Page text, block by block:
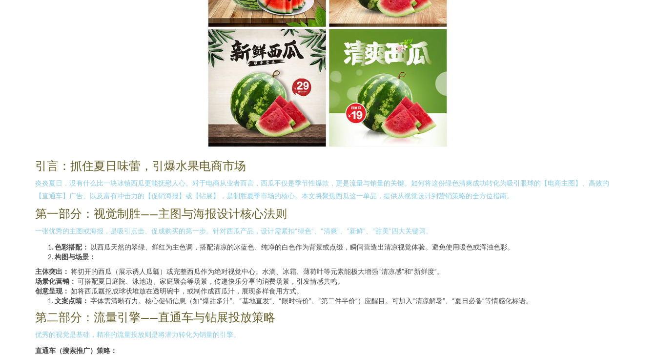
引言：抓住夏日味蕾，引爆水果电商市场
炎炎夏日，没有什么比一块冰镇西瓜更能抚慰人心。对于电商从业者而言，西瓜不仅是季节性爆款，更是流量与销量的关键。如何将这份绿色清爽成功转化为吸引眼球的【电商主图】、高效的
【直通车】广告、以及富有冲击力的【促销海报】或【钻展】，是制胜夏季市场的核心。本文将聚焦西瓜这一单品，提供从视觉设计到营销策略的全方位指南。
第一部分：视觉制胜——主图与海报设计核心法则
一张优秀的主图或海报，是吸引点击、促成购买的第一步。针对西瓜产品，设计需紧扣“绿色”、“清爽”、“新鲜”、“甜美”四大关键词。
色彩搭配： 以西瓜天然的翠绿、鲜红为主色调，搭配清凉的冰蓝色、纯净的白色作为背景或点缀，瞬间营造出清凉视觉体验。避免使用暖色或浑浊色彩。
构图与场景：
主体突出： 将切开的西瓜（展示诱人瓜瓤）或完整西瓜作为绝对视觉中心。水滴、冰霜、薄荷叶等元素能极大增强“清凉感”和“新鲜度”。
场景化营销： 可搭配夏日庭院、泳池边、家庭聚会等场景，传递快乐分享的消费场景，引发情感共鸣。
创意呈现： 如将西瓜瓤挖成球状堆放在透明碗中，或制作成西瓜汁，展现多样食用方式。
文案点睛： 字体需清晰有力。核心促销信息（如“爆甜多汁”、“基地直发”、“限时特价”、“第二件半价”）应醒目。可加入“清凉解暑”、“夏日必备”等情感化标语。
第二部分：流量引擎——直通车与钻展投放策略
优秀的视觉是基础，精准的流量投放则是将潜力转化为销量的引擎。
直通车（搜索推广）策略：